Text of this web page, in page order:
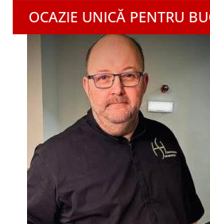
OCAZIE UNICĂ PENTRU